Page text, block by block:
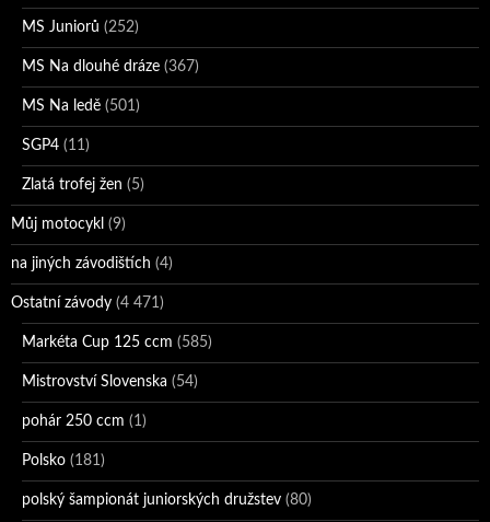
MS Juniorů (252)
MS Na dlouhé dráze (367)
MS Na ledě (501)
SGP4 (11)
Zlatá trofej žen (5)
Můj motocykl (9)
na jiných závodištích (4)
Ostatní závody (4 471)
Markéta Cup 125 ccm (585)
Mistrovství Slovenska (54)
pohár 250 ccm (1)
Polsko (181)
polský šampionát juniorských družstev (80)